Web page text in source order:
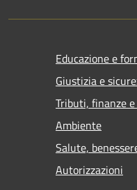
Educazione e
Giustizia e
Tributi, finanze
Ambiente
Salute,
Autorizzazioni